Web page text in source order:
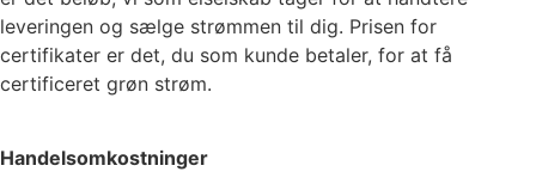
leveringen og sælge strømmen til dig. Prisen for
certifikater er det, du som kunde betaler, for at få
certificeret grøn strøm.
Handelsomkostninger